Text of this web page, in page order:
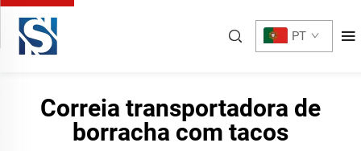
PT
Correia transportadora de
borracha com tacos